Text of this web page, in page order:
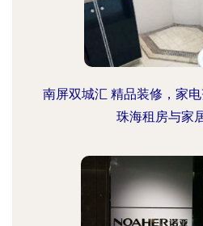
南屏双城汇 精品装修，家
珠海租房与家